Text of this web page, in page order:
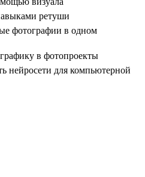
ретуши
фотографии в одном
в фотопроекты
нейросети для компьютерной